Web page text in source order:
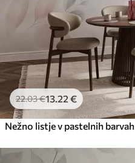
22.03€13 .22 €
Nežno listje v pastelnih barvah